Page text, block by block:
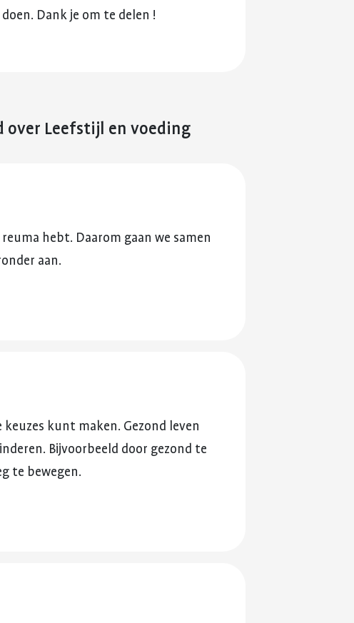
doen. Dank je om te delen !
over Leefstijl en voeding
hebt. Daarom gaan we samen
aan.
keuzes kunt maken. Gezond leven
Bijvoorbeeld door gezond te
te bewegen.